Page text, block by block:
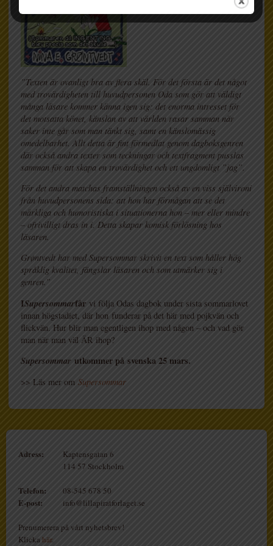
”Texten är ovanligt bra av flera skäl. För det första är det något
med trovärdigheten till huvudpersonen Oda som gör att väldigt
många läsare kommer känna igen sig: det enorma intresset för
det motsatta könet, känslan av att världen rasar samman när
saker inte går som man tänkt sig, samt en känslomässig
omedelbarhet. Allt detta är fint förmedlat genom dagboksgenren
där också andra texter som teckningar och textfragment pusslas
samman för att skapa en trovärdighet och ett ungdomligt ”jag”.
För det andra matchas framställningen också av en viss självironi
från huvudpersonens sida: att hon har förmågan att se det
märkliga och humoristiska i situationerna hon – mer eller mindre
– ofrivilligt dras in i. Detta skapar komisk förlösning hos
läsaren.
Grøntvedt har med Supersommar skrivit en text som håller hög
språklig kvalitet, fängslar läsaren och som utmärker sig i
genren.”
ISupersommarfår vi följa Odas dagbok under sista sommarlovet
innan högstadiet, där hon funderar på det här med pojkvän och
flickvän. Hur blir man egentligen ihop med någon – och vad gör
man när man väl ÄR ihop?
Supersommarutkommer på svenska 25 mars.
>> Läs mer omSupersommar
Adress:
Kaptensgatan 6
114 57 Stockholm
Telefon: 08-545 678 50
E-post: info@lillapiratforlaget.se
Prenumerera på vårt nyhetsbrev!
Klicka här.